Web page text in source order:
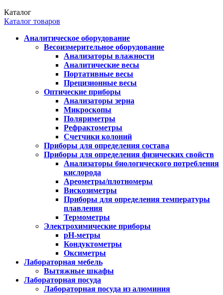
Каталог
Каталог товаров
Аналитическое оборудование
Весоизмерительное оборудование
Анализаторы влажности
Аналитические весы
Портативные весы
Прецизионные весы
Оптические приборы
Анализаторы зерна
Микроскопы
Поляриметры
Рефрактометры
Счетчики колоний
Приборы для определения состава
Приборы для определения физических свойств
Анализаторы биологического потребления
кислорода
Ареометры/плотномеры
Вискозиметры
Приборы для определения температуры
плавления
Термометры
Электрохимические приборы
pH-метры
Кондуктометры
Оксиметры
Лабораторная мебель
Вытяжные шкафы
Лабораторная посуда
Лабораторная посуда из алюминия